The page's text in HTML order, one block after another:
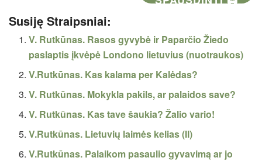
Susiję Straipsniai:
V. Rutkūnas. Rasos gyvybė ir Paparčio Žiedo
paslaptis įkvėpė Londono lietuvius (nuotraukos)
V.Rutkūnas. Kas kalama per Kalėdas?
V. Rutkūnas. Mokykla pakils, ar palaidos save?
V. Rutkūnas. Kas tave šaukia? Žalio vario!
V.Rutkūnas. Lietuvių laimės kelias (II)
V.Rutkūnas. Palaikom pasaulio gyvavimą ar jo